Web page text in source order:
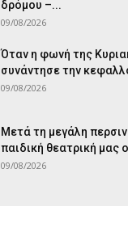
δρόμου –...
09/08/2026
Όταν η φωνή της
συνάντησε την
09/08/2026
Μετά τη μεγάλη
παιδική θεατρική
09/08/2026